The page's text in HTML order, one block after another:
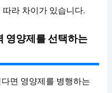
라 차이가 있습니다.
영양제를 선택하는
면 영양제를 병행하는